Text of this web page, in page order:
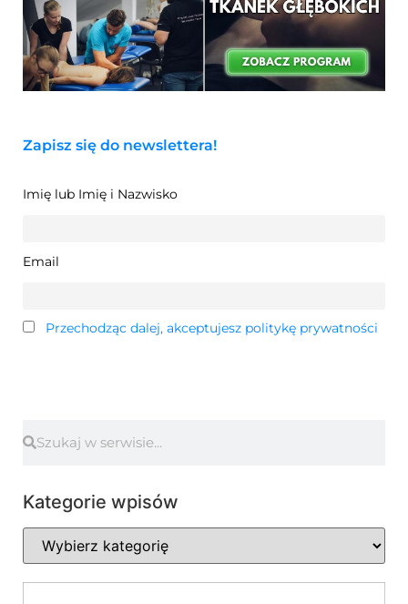
Zapisz się do newslettera!
Imię lub Imię i Nazwisko
Email
Przechodząc dalej, akceptujesz politykę prywatności
Kategorie wpisów